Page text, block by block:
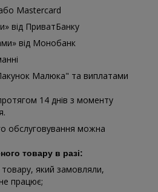
Mastercard
від ПриватБанку
від Монобанк
Малюка" та виплатами
14 днів з моменту
обслуговування можна
товару в разі:
товару, який замовляли,
працює;